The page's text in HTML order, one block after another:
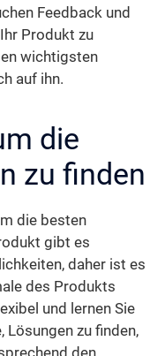
Feedback und
Produkt zu
wichtigsten
auf ihn.
die
zu finden
die besten
gibt es
daher ist es
des Produkts
und lernen Sie
Lösungen zu finden,
den